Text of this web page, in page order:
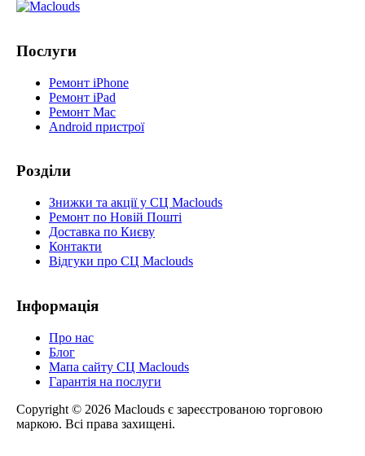
Послуги
Ремонт iPhone
Ремонт iPad
Ремонт Mac
Android пристрої
Розділи
Знижки та акції у СЦ Maclouds
Ремонт по Новій Пошті
Доставка по Києву
Контакти
Відгуки про СЦ Maclouds
Інформація
Про нас
Блог
Мапа сайту СЦ Maclouds
Гарантія на послуги
Copyright © 2026 Maclouds є зареєстрованою торговою
маркою. Всі права захищені.